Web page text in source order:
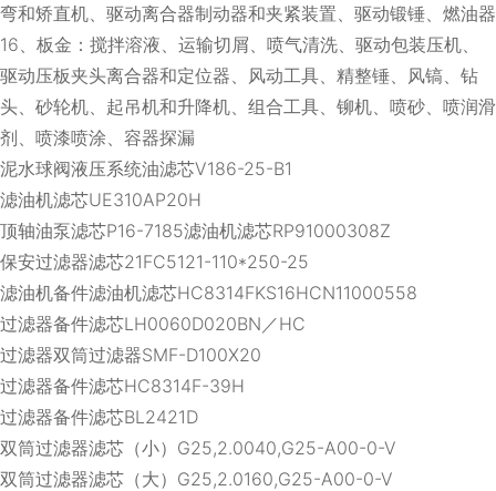
弯和矫直机、驱动离合器制动器和夹紧装置、驱动锻锤、燃油器
16、板金：搅拌溶液、运输切屑、喷气清洗、驱动包装压机、
驱动压板夹头离合器和定位器、风动工具、精整锤、风镐、钻
头、砂轮机、起吊机和升降机、组合工具、铆机、喷砂、喷润滑
剂、喷漆喷涂、容器探漏
泥水球阀液压系统油滤芯V186-25-B1
滤油机滤芯UE310AP20H
顶轴油泵滤芯P16-7185滤油机滤芯RP91000308Z
保安过滤器滤芯21FC5121-110*250-25
滤油机备件滤油机滤芯HC8314FKS16HCN11000558
过滤器备件滤芯LH0060D020BN／HC
过滤器双筒过滤器SMF-D100X20
过滤器备件滤芯HC8314F-39H
过滤器备件滤芯BL2421D
双筒过滤器滤芯（小）G25,2.0040,G25-A00-0-V
双筒过滤器滤芯（大）G25,2.0160,G25-A00-0-V